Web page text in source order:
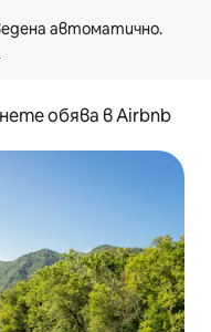
обява в Airbnb